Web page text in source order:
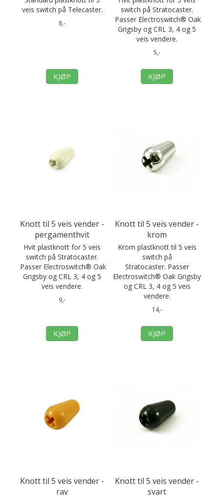
veis switch på Telecaster.
8,-
KJØP
switch på Stratocaster.
Passer Electroswitch® Oak
Grigsby og CRL 3, 4 og 5
veis vendere.
5,-
KJØP
Knott til 5 veis vender -
pergamenthvit
Hvit plastknott for 5 veis
switch på Stratocaster.
Passer Electroswitch® Oak
Grigsby og CRL 3, 4 og 5
veis vendere.
9,-
KJØP
Knott til 5 veis vender -
krom
Krom plastknott til 5 veis
switch på
Stratocaster. Passer
Electroswitch® Oak Grigsby
og CRL 3, 4 og 5 veis
vendere.
14,-
KJØP
Knott til 5 veis vender -
rav
Knott til 5 veis vender -
svart